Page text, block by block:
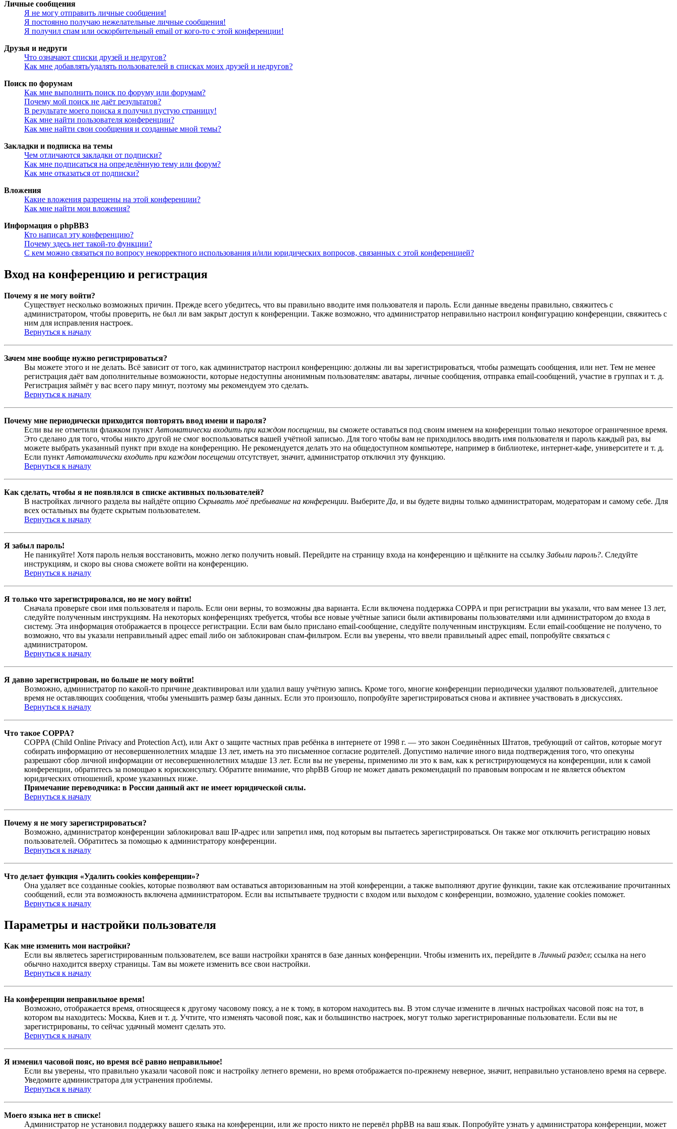
Личные сообщения
Я не могу отправить личные сообщения!
Я постоянно получаю нежелательные личные сообщения!
Я получил спам или оскорбительный email от кого-то с этой конференции!
Друзья и недруги
Что означают списки друзей и недругов?
Как мне добавлять/удалять пользователей в списках моих друзей и недругов?
Поиск по форумам
Как мне выполнить поиск по форуму или форумам?
Почему мой поиск не даёт результатов?
В результате моего поиска я получил пустую страницу!
Как мне найти пользователя конференции?
Как мне найти свои сообщения и созданные мной темы?
Закладки и подписка на темы
Чем отличаются закладки от подписки?
Как мне подписаться на определённую тему или форум?
Как мне отказаться от подписки?
Вложения
Какие вложения разрешены на этой конференции?
Как мне найти мои вложения?
Информация о phpBB3
Кто написал эту конференцию?
Почему здесь нет такой-то функции?
С кем можно связаться по вопросу некорректного использования и/или юридических вопросов, связанных с этой конференцией?
Вход на конференцию и регистрация
Почему я не могу войти?
Существует несколько возможных причин. Прежде всего убедитесь, что вы правильно вводите имя пользователя и пароль. Если данные введены правильно, свяжитесь с
администратором, чтобы проверить, не был ли вам закрыт доступ к конференции. Также возможно, что администратор неправильно настроил конфигурацию конференции, свяжитесь с
ним для исправления настроек.
Вернуться к началу
Зачем мне вообще нужно регистрироваться?
Вы можете этого и не делать. Всё зависит от того, как администратор настроил конференцию: должны ли вы зарегистрироваться, чтобы размещать сообщения, или нет. Тем не менее
регистрация даёт вам дополнительные возможности, которые недоступны анонимным пользователям: аватары, личные сообщения, отправка email-сообщений, участие в группах и т. д.
Регистрация займёт у вас всего пару минут, поэтому мы рекомендуем это сделать.
Вернуться к началу
Почему мне периодически приходится повторять ввод имени и пароля?
Если вы не отметили флажком пункт Автоматически входить при каждом посещении, вы сможете оставаться под своим именем на конференции только некоторое ограниченное время.
Это сделано для того, чтобы никто другой не смог воспользоваться вашей учётной записью. Для того чтобы вам не приходилось вводить имя пользователя и пароль каждый раз, вы
можете выбрать указанный пункт при входе на конференцию. Не рекомендуется делать это на общедоступном компьютере, например в библиотеке, интернет-кафе, университете и т. д.
Если пункт Автоматически входить при каждом посещении отсутствует, значит, администратор отключил эту функцию.
Вернуться к началу
Как сделать, чтобы я не появлялся в списке активных пользователей?
В настройках личного раздела вы найдёте опцию Скрывать моё пребывание на конференции. Выберите Да, и вы будете видны только администраторам, модераторам и самому себе. Для
всех остальных вы будете скрытым пользователем.
Вернуться к началу
Я забыл пароль!
Не паникуйте! Хотя пароль нельзя восстановить, можно легко получить новый. Перейдите на страницу входа на конференцию и щёлкните на ссылку Забыли пароль?. Следуйте
инструкциям, и скоро вы снова сможете войти на конференцию.
Вернуться к началу
Я только что зарегистрировался, но не могу войти!
Сначала проверьте свои имя пользователя и пароль. Если они верны, то возможны два варианта. Если включена поддержка COPPA и при регистрации вы указали, что вам менее 13 лет,
следуйте полученным инструкциям. На некоторых конференциях требуется, чтобы все новые учётные записи были активированы пользователями или администратором до входа в
систему. Эта информация отображается в процессе регистрации. Если вам было прислано email-сообщение, следуйте полученным инструкциям. Если email-сообщение не получено, то
возможно, что вы указали неправильный адрес email либо он заблокирован спам-фильтром. Если вы уверены, что ввели правильный адрес email, попробуйте связаться с
администратором.
Вернуться к началу
Я давно зарегистрирован, но больше не могу войти!
Возможно, администратор по какой-то причине деактивировал или удалил вашу учётную запись. Кроме того, многие конференции периодически удаляют пользователей, длительное
время не оставляющих сообщения, чтобы уменьшить размер базы данных. Если это произошло, попробуйте зарегистрироваться снова и активнее участвовать в дискуссиях.
Вернуться к началу
Что такое COPPA?
COPPA (Child Online Privacy and Protection Act), или Акт о защите частных прав ребёнка в интернете от 1998 г. — это закон Соединённых Штатов, требующий от сайтов, которые могут
собирать информацию от несовершеннолетних младше 13 лет, иметь на это письменное согласие родителей. Допустимо наличие иного вида подтверждения того, что опекуны
разрешают сбор личной информации от несовершеннолетних младше 13 лет. Если вы не уверены, применимо ли это к вам, как к регистрирующемуся на конференции, или к самой
конференции, обратитесь за помощью к юрисконсульту. Обратите внимание, что phpBB Group не может давать рекомендаций по правовым вопросам и не является объектом
юридических отношений, кроме указанных ниже.
Примечание переводчика: в России данный акт не имеет юридической силы.
Вернуться к началу
Почему я не могу зарегистрироваться?
Возможно, администратор конференции заблокировал ваш IP-адрес или запретил имя, под которым вы пытаетесь зарегистрироваться. Он также мог отключить регистрацию новых
пользователей. Обратитесь за помощью к администратору конференции.
Вернуться к началу
Что делает функция «Удалить cookies конференции»?
Она удаляет все созданные cookies, которые позволяют вам оставаться авторизованным на этой конференции, а также выполняют другие функции, такие как отслеживание прочитанных
сообщений, если эта возможность включена администратором. Если вы испытываете трудности с входом или выходом с конференции, возможно, удаление cookies поможет.
Вернуться к началу
Параметры и настройки пользователя
Как мне изменить мои настройки?
Если вы являетесь зарегистрированным пользователем, все ваши настройки хранятся в базе данных конференции. Чтобы изменить их, перейдите вЛичный раздел; ссылка на него
обычно находится вверху страницы. Там вы можете изменить все свои настройки.
Вернуться к началу
На конференции неправильное время!
Возможно, отображается время, относящееся к другому часовому поясу, а не к тому, в котором находитесь вы. В этом случае измените в личных настройках часовой пояс на тот, в
котором вы находитесь: Москва, Киев и т. д. Учтите, что изменять часовой пояс, как и большинство настроек, могут только зарегистрированные пользователи. Если вы не
зарегистрированы, то сейчас удачный момент сделать это.
Вернуться к началу
Я изменил часовой пояс, но время всё равно неправильное!
Если вы уверены, что правильно указали часовой пояс и настройку летнего времени, но время отображается по-прежнему неверное, значит, неправильно установлено время на сервере.
Уведомите администратора для устранения проблемы.
Вернуться к началу
Моего языка нет в списке!
Администратор не установил поддержку вашего языка на конференции, или же просто никто не перевёл phpBB на ваш язык. Попробуйте узнать у администратора конференции, может